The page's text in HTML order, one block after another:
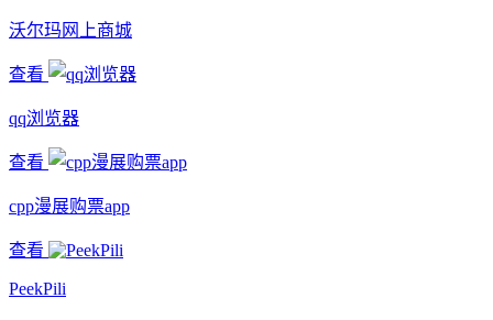
沃尔玛网上商城
查看
qq浏览器
查看
cpp漫展购票app
查看
PeekPili